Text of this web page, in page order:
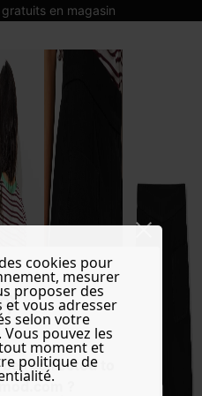
gratuits en magasin
redirected to
?
cookies pour
mesurer
proposer des
et vous adresser
selon votre
pouvez les
moment et
politique de